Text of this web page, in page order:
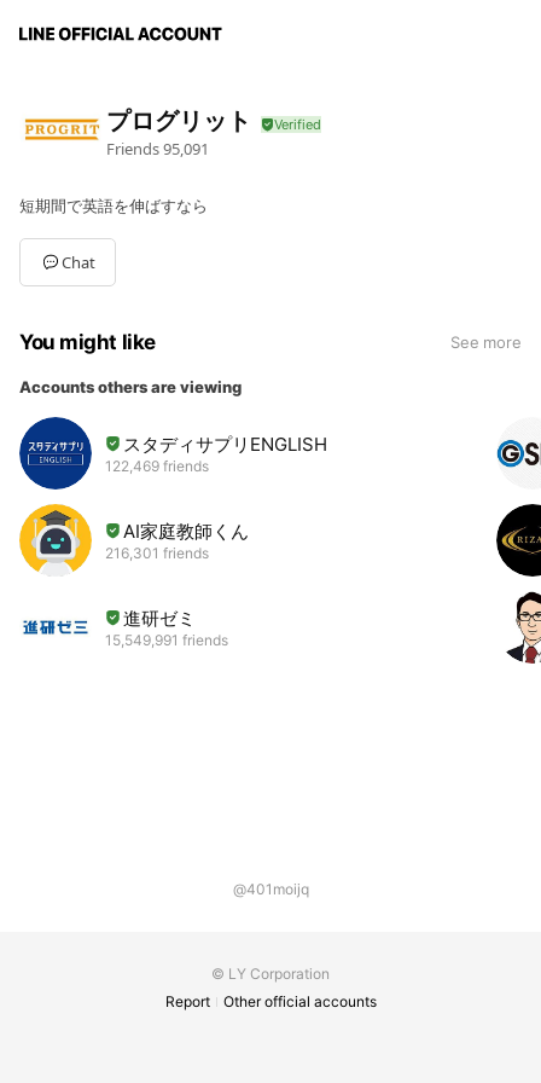
プログリット
Friends95,091
短期間で英語を伸ばすなら
Chat
You might like See more
Accounts others are viewing
スタディサプリENGLISH
122,469 friends
AI家庭教師くん
216,301 friends
進研ゼミ
15,549,991 friends
@401moijq
© LY Corporation
Report
Other official accounts